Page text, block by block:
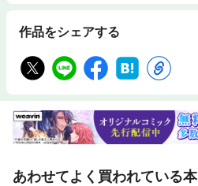
作品をシェアする
あわせてよく買われている本